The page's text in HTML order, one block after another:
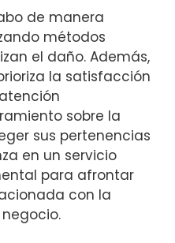
de manera
métodos
el daño. Además,
la satisfacción
sobre la
sus pertenencias
en un servicio
para afrontar
con la